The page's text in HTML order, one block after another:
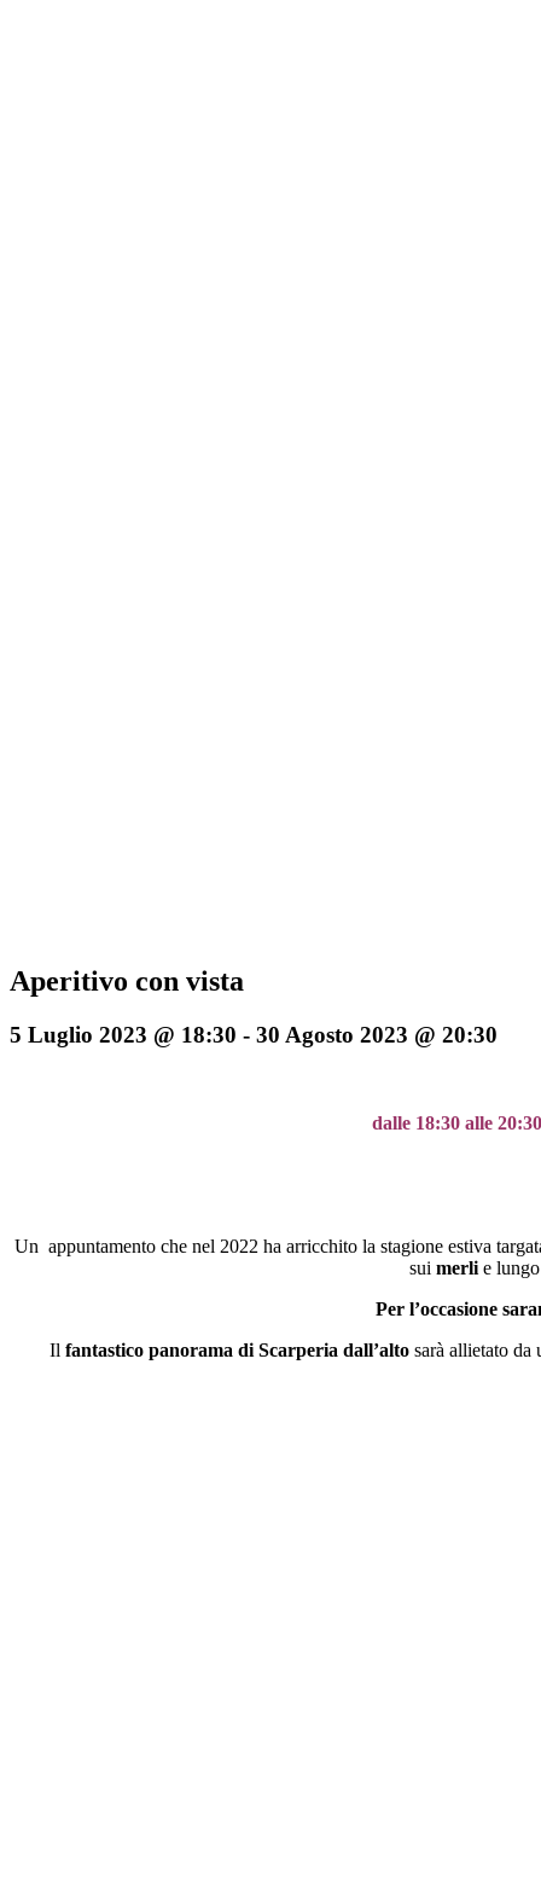
Aperitivo con vista
5 Luglio 2023 @ 18:30 - 30 Agosto 2023 @ 20:30
dalle 18:30 alle
Un appuntamento che nel 2022 ha arricchito la stagione estiva
sui merlie
Per l’occasione
Il fantastico panorama di Scarperia dall’altosarà allietato da